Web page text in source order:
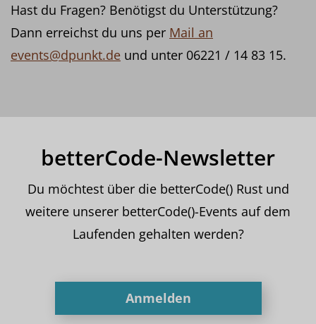
Hast du Fragen? Benötigst du Unterstützung?
Dann erreichst du uns per Mail an
events@dpunkt.de und unter 06221 / 14 83 15.
betterCode-Newsletter
Du möchtest über die betterCode() Rust und
weitere unserer betterCode()-Events auf dem
Laufenden gehalten werden?
Anmelden